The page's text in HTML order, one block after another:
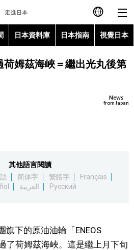
日本語
English
日本資料庫 日本指南 視覺日本
荷姆茲海峽＝繼出光丸後第
News
from Japan
其他語言閱讀
简体字 繁體字
Français
العربية Русский
旗下的原油油輪「ENEOS
了荷姆茲海峽。這是繼上月下旬